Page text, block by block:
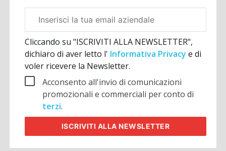
aziendale
Cliccando su "ISCRIVITI ALLA NEWSLETTER",
dichiaro di aver letto l' Informativa Privacye di
voler ricevere la Newsletter.
Acconsento all'invio di comunicazioni
promozionali e commerciali per conto di
terzi.
ISCRIVITI ALLA NEWSLETTER